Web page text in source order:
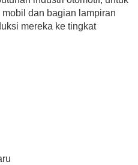
dan bagian lampiran
mereka ke tingkat